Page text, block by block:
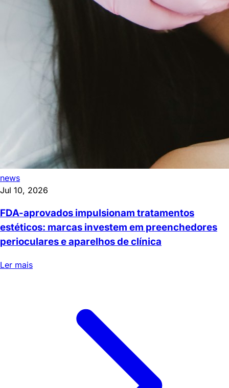
news
Jul 10, 2026
FDA-aprovados impulsionam tratamentos
estéticos: marcas investem em preenchedores
perioculares e aparelhos de clínica
Ler mais